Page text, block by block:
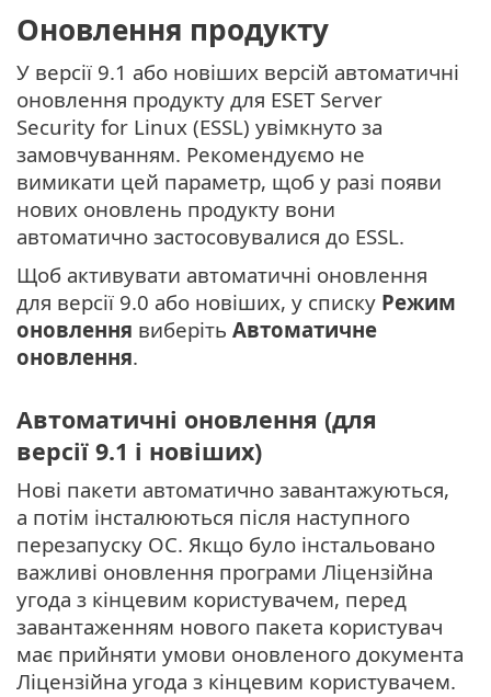
Оновлення продукту
У версії 9.1 або новіших версій автоматичні
оновлення продукту для ESET Server
Security for Linux (ESSL) увімкнуто за
замовчуванням. Рекомендуємо не
вимикати цей параметр, щоб у разі появи
нових оновлень продукту вони
автоматично застосовувалися до ESSL.
Щоб активувати автоматичні оновлення
для версії 9.0 або новіших, у списку Режим
оновлення виберіть Автоматичне
оновлення.
Автоматичні оновлення (для
версії 9.1 і новіших)
Нові пакети автоматично завантажуються,
а потім інсталюються після наступного
перезапуску ОС. Якщо було інстальовано
важливі оновлення програми Ліцензійна
угода з кінцевим користувачем, перед
завантаженням нового пакета користувач
має прийняти умови оновленого документа
Ліцензійна угода з кінцевим користувачем.